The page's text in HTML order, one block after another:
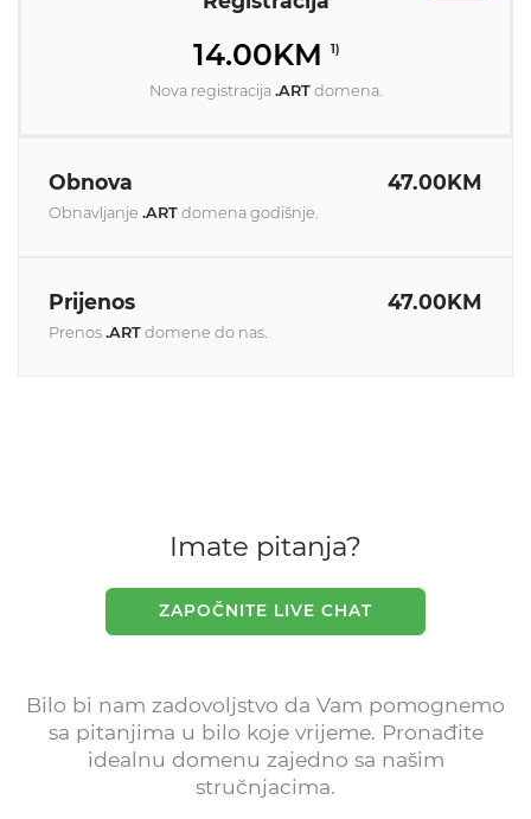
14.00KM 1)
Nova registracija .ARTdomena.
Obnova 47.00KM
Obnavljanje .ART domena godišnje.
Prijenos 47.00KM
Prenos .ART domene do nas.
Imate pitanja?
ZAPOČNITE LIVE CHAT
Bilo bi nam zadovoljstvo da Vam pomognemo
sa pitanjima u bilo koje vrijeme. Pronađite
idealnu domenu zajedno sa našim
stručnjacima.